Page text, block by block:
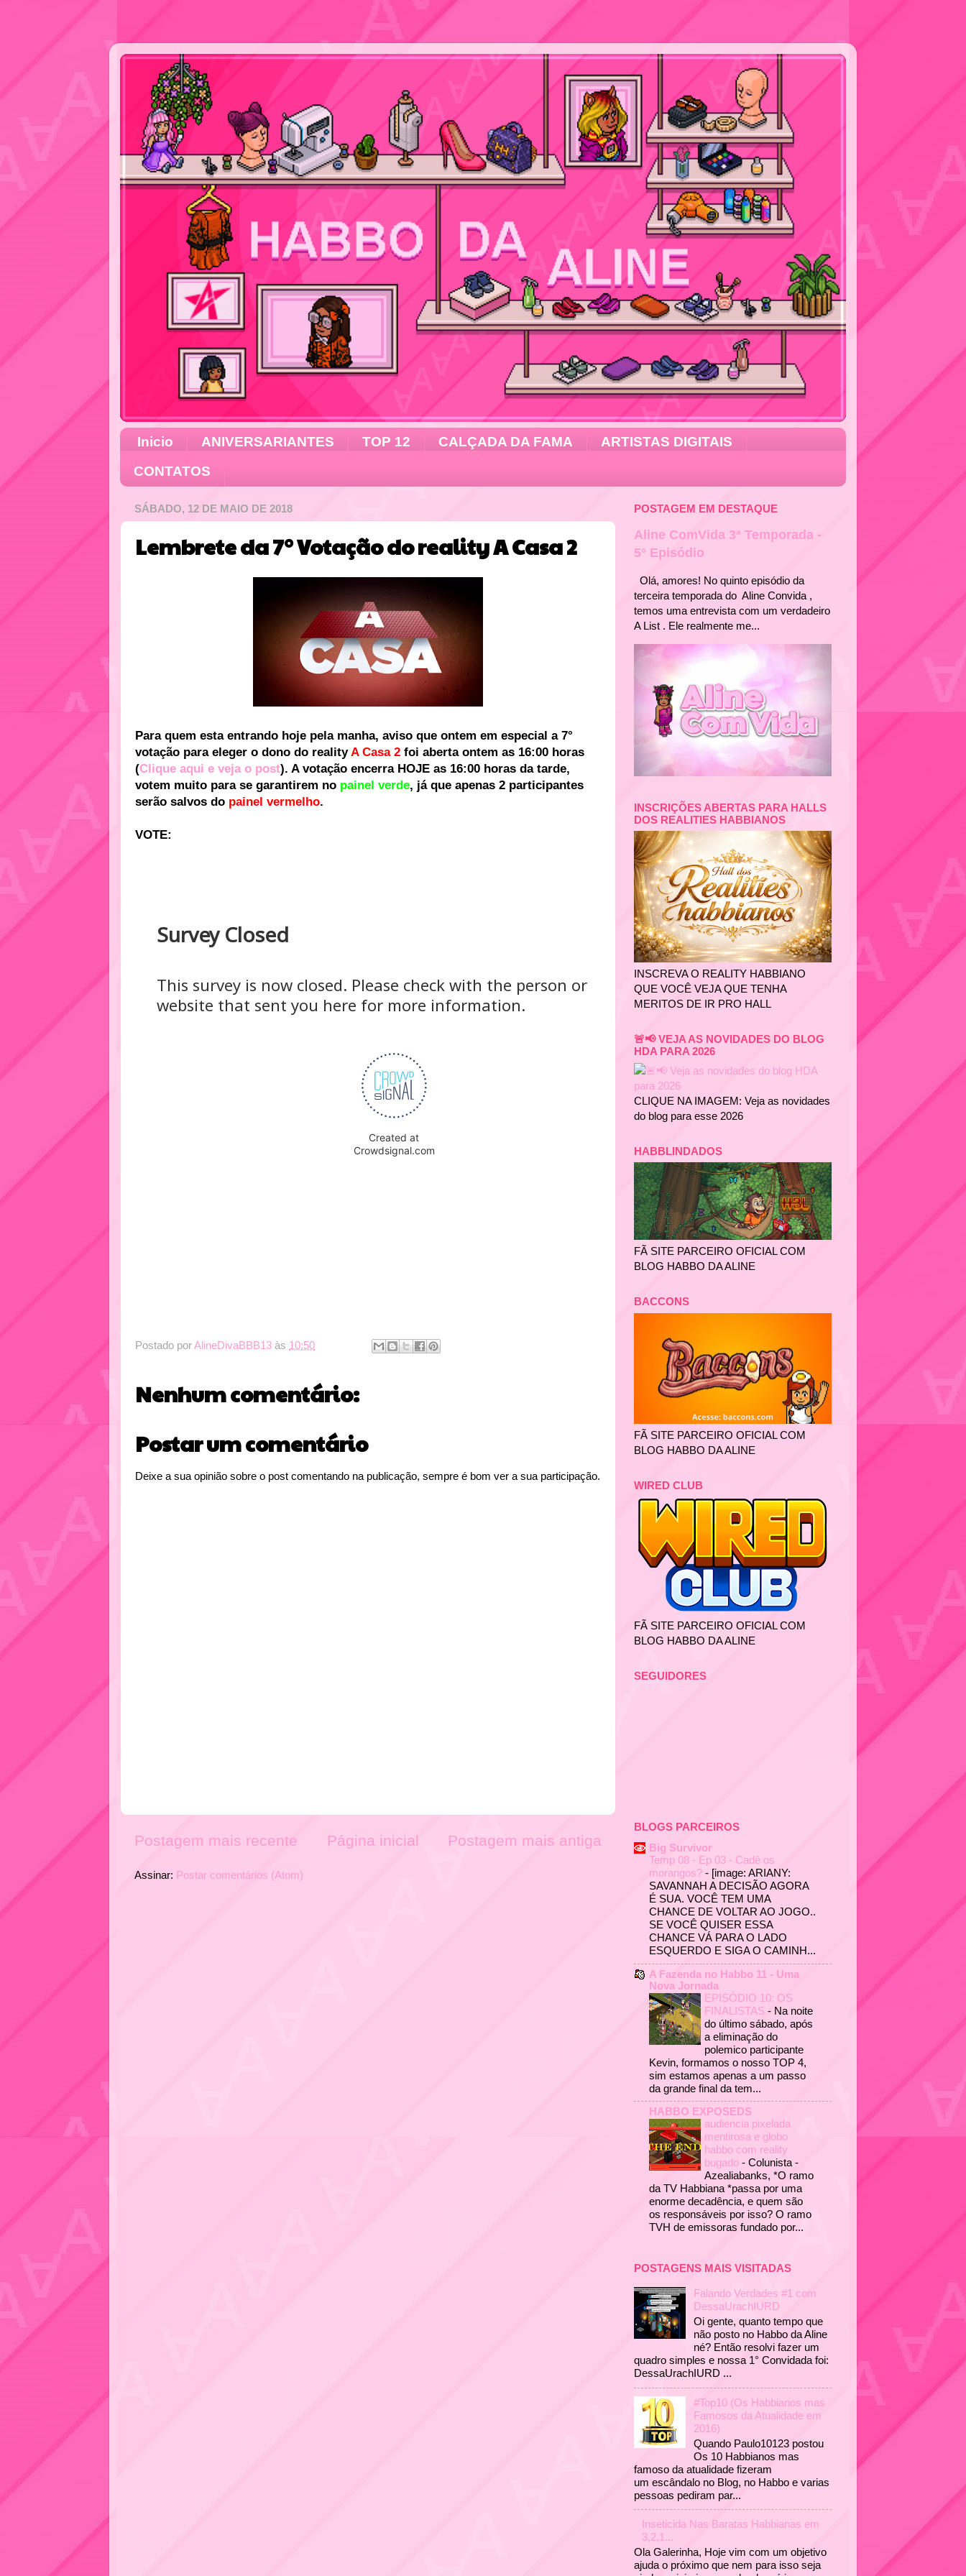
Inicio ANIVERSARIANTES TOP 12 CALÇADA DA FAMA
ARTISTAS DIGITAIS
CONTATOS
SÁBADO, 12 DE MAIO DE 2018
Lembrete da 7° Votação do reality A Casa 2
Para quem esta entrando hoje pela manha, aviso que ontem em especial a 7°
votação para eleger o dono do reality A Casa 2 foi aberta ontem as 16:00 horas
(Clique aqui e veja o post). A votação encerra HOJE as 16:00 horas da tarde,
votem muito para se garantirem no painel verde, já que apenas 2 participantes
serão salvos do painel vermelho.
VOTE:
Postado porAlineDivaBBB13 às 10:50
Nenhum comentário:
Postar um comentário
Deixe a sua opinião sobre o post comentando na publicação, sempre é bom ver a sua participação.
Postagem mais recente Postagem mais antiga
Página inicial
Assinar: Postar comentários (Atom)
POSTAGEM EM DESTAQUE
Aline ComVida 3ª Temporada -
5° Episódio
Olá, amores! No quinto episódio da
terceira temporada do Aline Convida ,
temos uma entrevista com um verdadeiro
A List . Ele realmente me...
INSCRIÇÕES ABERTAS PARA HALLS
DOS REALITIES HABBIANOS
INSCREVA O REALITY HABBIANO
QUE VOCÊ VEJA QUE TENHA
MERITOS DE IR PRO HALL
🚨📢 VEJA AS NOVIDADES DO BLOG
HDA PARA 2026
CLIQUE NA IMAGEM: Veja as novidades
do blog para esse 2026
HABBLINDADOS
FÃ SITE PARCEIRO OFICIAL COM
BLOG HABBO DA ALINE
BACCONS
FÃ SITE PARCEIRO OFICIAL COM
BLOG HABBO DA ALINE
WIRED CLUB
FÃ SITE PARCEIRO OFICIAL COM
BLOG HABBO DA ALINE
SEGUIDORES
BLOGS PARCEIROS
Big Survivor
Temp 08 - Ep 03 - Cadê os
morangos? - [image: ARIANY:
SAVANNAH A DECISÃO AGORA
É SUA. VOCÊ TEM UMA
CHANCE DE VOLTAR AO JOGO..
SE VOCÊ QUISER ESSA
CHANCE VÁ PARA O LADO
ESQUERDO E SIGA O CAMINH...
A Fazenda no Habbo 11 - Uma
Nova Jornada
EPISÓDIO 10: OS
FINALISTAS - Na noite
do último sábado, após
a eliminação do
polemico participante
Kevin, formamos o nosso TOP 4,
sim estamos apenas a um passo
da grande final da tem...
HABBO EXPOSEDS
audiencia pixelada
mentirosa e globo
habbo com reality
bugado - Colunista -
Azealiabanks, *O ramo
da TV Habbiana *passa por uma
enorme decadência, e quem são
os responsáveis por isso? O ramo
TVH de emissoras fundado por...
POSTAGENS MAIS VISITADAS
Falando Verdades #1 com
DessaUrachIURD
Oi gente, quanto tempo que
não posto no Habbo da Aline
né? Então resolvi fazer um
quadro simples e nossa 1° Convidada foi:
DessaUrachIURD ...
#Top10 (Os Habbianos mas
Famosos da Atualidade em
2016)
Quando Paulo10123 postou
Os 10 Habbianos mas
famoso da atualidade fizeram
um escândalo no Blog, no Habbo e varias
pessoas pediram par...
Inseticida Nas Baratas Habbianas em
3,2,1...
Ola Galerinha, Hoje vim com um objetivo
ajuda o próximo que nem para isso seja